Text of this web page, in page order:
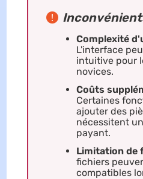
Complexité
L'interface
intuitive pour
novices.
Coûts
Certaines
ajouter des
nécessitent
payant.
Limitation de
fichiers
compatibles